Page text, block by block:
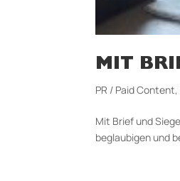
MIT
PR / Paid Content,
Mit Brief und
beglaubigen und